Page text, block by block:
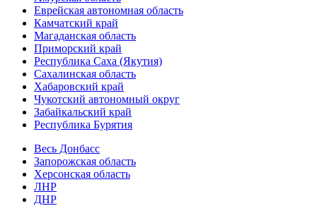
Еврейская автономная область
Камчатский край
Магаданская область
Приморский край
Республика Саха (Якутия)
Сахалинская область
Хабаровский край
Чукотский автономный округ
Забайкальский край
Республика Бурятия
Весь Донбасс
Запорожская область
Херсонская область
ЛНР
ДНР